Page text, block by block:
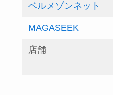
ベルメゾンネット
MAGASEEK
店舗